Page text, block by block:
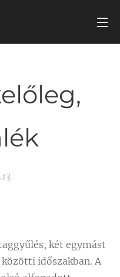
két egymást
időszakban. A